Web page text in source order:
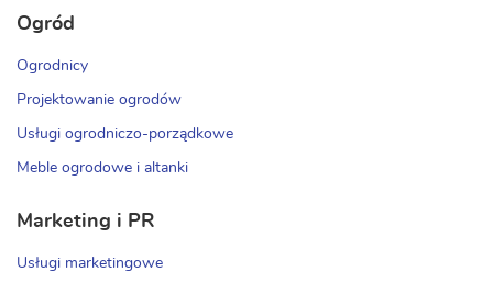
Ogród
Ogrodnicy
Projektowanie ogrodów
Usługi ogrodniczo-porządkowe
Meble ogrodowe i altanki
Marketing i PR
Usługi marketingowe